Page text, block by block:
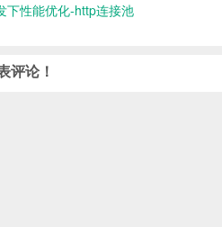
下性能优化-http连接池
评论！